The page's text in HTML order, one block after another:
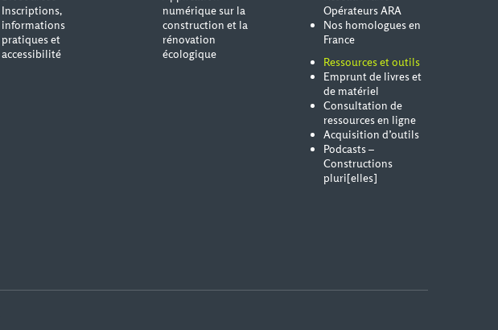
Inscriptions,
informations
pratiques et
accessibilité
numérique sur la
construction et la
rénovation
écologique
Opérateurs ARA
Nos homologues en
France
Ressources et outils
Emprunt de livres et
de matériel
Consultation de
ressources en ligne
Acquisition d’outils
Podcasts –
Constructions
pluri[elles]